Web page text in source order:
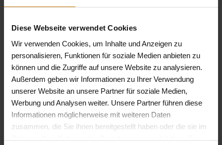
Diese Webseite verwendet Cookies
Wir verwenden Cookies, um Inhalte und Anzeigen zu
personalisieren, Funktionen für soziale Medien anbieten zu
können und die Zugriffe auf unsere Website zu analysieren.
Außerdem geben wir Informationen zu Ihrer Verwendung
unserer Website an unsere Partner für soziale Medien,
Werbung und Analysen weiter. Unsere Partner führen diese
Informationen möglicherweise mit weiteren Daten
zusammen, die Sie ihnen bereitgestellt haben oder die sie im
Rahmen Ihrer Nutzung der Dienste gesammelt haben. Sie
Elektronische Gesundheitskarte
Achten Sie bei Ihrem Foto bitte auf jeden Fall auf das
Anforderungsprofil (pdf)(PDF).
Kinder bis zur Vollendung des 15. Lebensjahres sind
von der Anforderung ausgenommen. Kunden, die aus
gesundheitlichen Gründen kein Foto einreichen
können, dürfen die Karte bis zu einem späteren